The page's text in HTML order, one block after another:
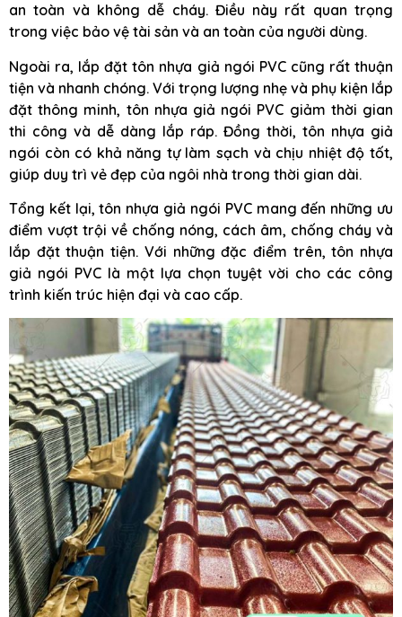
an toàn và không dễ cháy. Điều này rất quan trọng
trong việc bảo vệ tài sản và an toàn của người dùng.
Ngoài ra, lắp đặt tôn nhựa giả ngói PVC cũng rất thuận
tiện và nhanh chóng. Với trọng lượng nhẹ và phụ kiện lắp
đặt thông minh, tôn nhựa giả ngói PVC giảm thời gian
thi công và dễ dàng lắp ráp. Đồng thời, tôn nhựa giả
ngói còn có khả năng tự làm sạch và chịu nhiệt độ tốt,
giúp duy trì vẻ đẹp của ngôi nhà trong thời gian dài.
Tổng kết lại, tôn nhựa giả ngói PVC mang đến những ưu
điểm vượt trội về chống nóng, cách âm, chống cháy và
lắp đặt thuận tiện. Với những đặc điểm trên, tôn nhựa
giả ngói PVC là một lựa chọn tuyệt vời cho các công
trình kiến trúc hiện đại và cao cấp.